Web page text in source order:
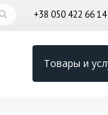
+38 050 422 66 14
Товары и